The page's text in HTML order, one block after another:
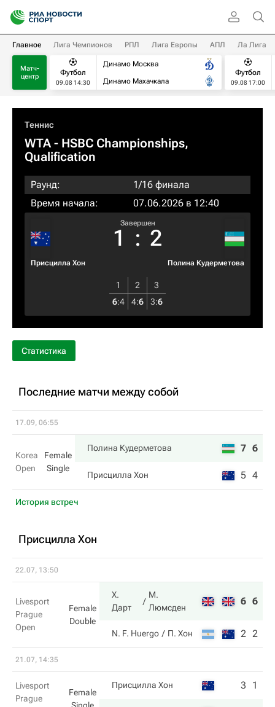
Главное Лига Чемпионов РПЛ Лига Европы АПЛ Ла Лига
Матч-
центр
Футбол
09.08 14:30
Динамо Москва
Динамо Махачкала
Футбол
09.08 17:00
Теннис
WTA- HSBC Championships,
Qualification
Раунд:
1/16 финала
Время начала:
07.06.2026 в 12:40
Присцилла Хон
Завершен
1 : 2
Полина Кудерметова
1 2
3
6:4 4:6 3:6
Статистика
Последние матчи между собой
17.09, 06:55
Korea
Open
Female
Single
Полина Кудерметова 7 6
Присцилла Хон 5 4
История встреч
Присцилла Хон
22.07, 13:50
Livesport
Prague
Open
Female
Double
Х.
Дарт
М.
Люмсден
6 6
N. F. Huergo П. Хон 2 2
21.07, 14:35
Livesport
Prague
Female
Присцилла Хон 3 1